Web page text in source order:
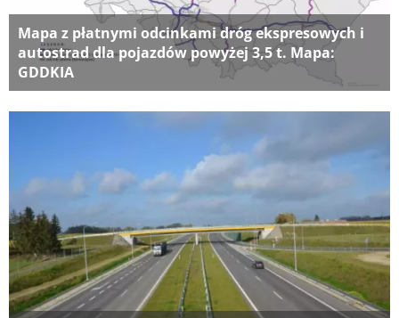
Mapa z płatnymi odcinkami dróg ekspresowych i
autostrad dla pojazdów powyżej 3,5 t. Mapa:
GDDKIA